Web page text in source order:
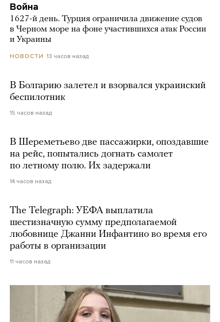
Война
1627-й день. Турция ограничила движение судов
в Черном море на фоне участившихся атак России
и Украины
НОВОСТИ 13 часов назад
В Болгарию залетел и взорвался украинский
беспилотник
15 часов назад
В Шереметьево две пассажирки, опоздавшие
на рейс, попытались догнать самолет
по летному полю. Их задержали
14 часов назад
The Telegraph: УЕФА выплатила
шестизначную сумму предполагаемой
любовнице Джанни Инфантино во время его
работы в организации
11 часов назад